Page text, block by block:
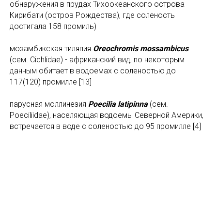
обнаружения в прудах Тихоокеанского острова
Кирибати (остров Рождества), где соленость
достигала 158 промиль)
мозамбикская тиляпия Oreochromis mossambicus
(сем. Cichlidae) - африканский вид, по некоторым
данным обитает в водоемах с соленостью до
117(120) промилле [13]
парусная моллинезия Poecilia latipinna(сем.
Poeciliidae), населяющая водоемы Северной Америки,
встречается в воде с соленостью до 95 промилле [4]